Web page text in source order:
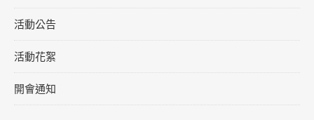
活動公告
活動花絮
開會通知